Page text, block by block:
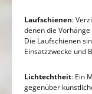
Laufschienen:
denen die
Die Laufschienen
Einsatzzwecke und
Lichtechtheit: Ein
gegenüber